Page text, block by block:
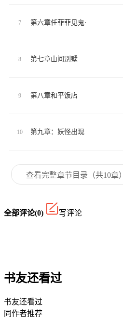
7 第六章任菲菲见鬼·
8 第七章山间别墅
9 第八章和平饭店
10 第九章：妖怪出现
查看完整章节目录（共10章）
全部评论(0) 写评论
书友还看过
书友还看过
同作者推荐